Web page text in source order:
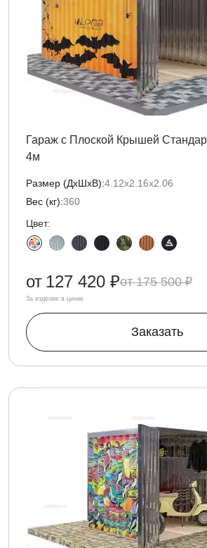
Гараж с Плоской Крышей
4м
Размер (ДxШxВ):4.12х2.16х2.06
Вес (кг):360
Цвет:
175 500 ₽
от 127 420 ₽
За изделие в цинке
Заказать